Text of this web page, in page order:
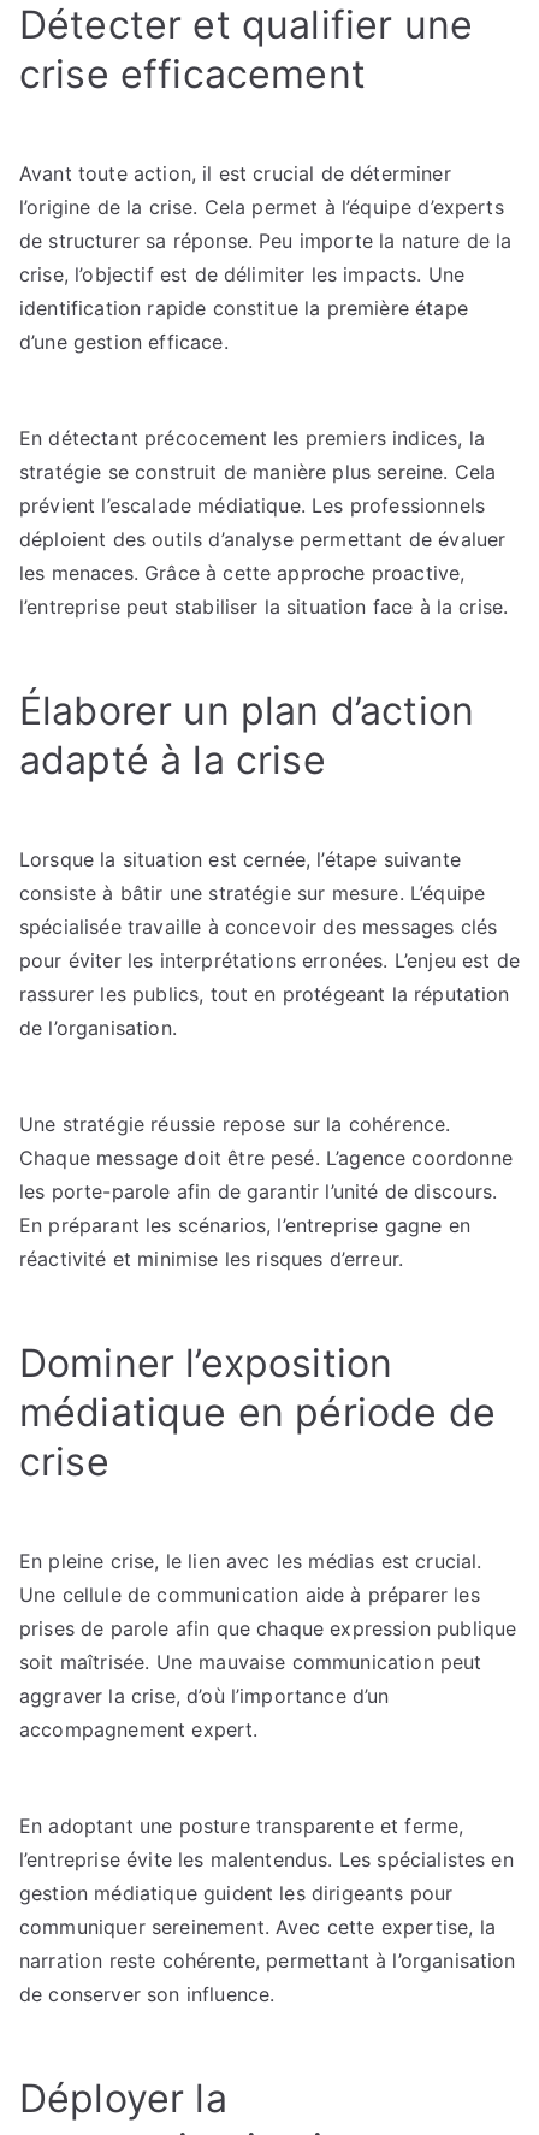
Détecter et qualifier une
crise efficacement
Avant toute action, il est crucial de déterminer
l’origine de la crise. Cela permet à l’équipe d’experts
de structurer sa réponse. Peu importe la nature de la
crise, l’objectif est de délimiter les impacts. Une
identification rapide constitue la première étape
d’une gestion efficace.
En détectant précocement les premiers indices, la
stratégie se construit de manière plus sereine. Cela
prévient l’escalade médiatique. Les professionnels
déploient des outils d’analyse permettant de évaluer
les menaces. Grâce à cette approche proactive,
l’entreprise peut stabiliser la situation face à la crise.
Élaborer un plan d’action
adapté à la crise
Lorsque la situation est cernée, l’étape suivante
consiste à bâtir une stratégie sur mesure. L’équipe
spécialisée travaille à concevoir des messages clés
pour éviter les interprétations erronées. L’enjeu est de
rassurer les publics, tout en protégeant la réputation
de l’organisation.
Une stratégie réussie repose sur la cohérence.
Chaque message doit être pesé. L’agence coordonne
les porte-parole afin de garantir l’unité de discours.
En préparant les scénarios, l’entreprise gagne en
réactivité et minimise les risques d’erreur.
Dominer l’exposition
médiatique en période de
crise
En pleine crise, le lien avec les médias est crucial.
Une cellule de communication aide à préparer les
prises de parole afin que chaque expression publique
soit maîtrisée. Une mauvaise communication peut
aggraver la crise, d’où l’importance d’un
accompagnement expert.
En adoptant une posture transparente et ferme,
l’entreprise évite les malentendus. Les spécialistes en
gestion médiatique guident les dirigeants pour
communiquer sereinement. Avec cette expertise, la
narration reste cohérente, permettant à l’organisation
de conserver son influence.
Déployer la